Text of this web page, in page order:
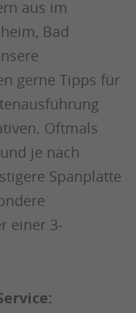
aus im
Bad
gerne Tipps für
Oftmals
je nach
Spanplatte
einer 3-